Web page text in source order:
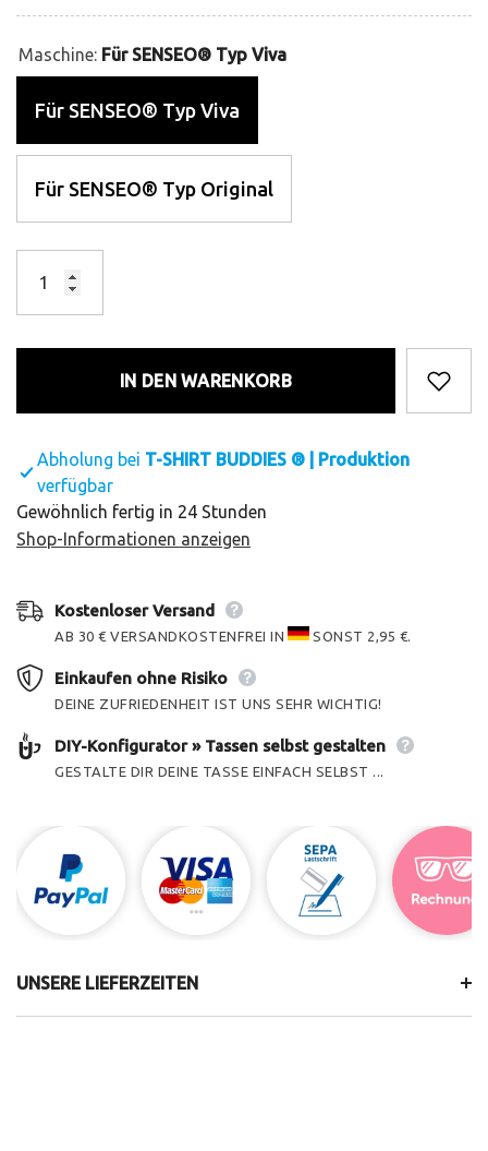
Maschine: Für SENSEO® Typ Viva
Für SENSEO® Typ Viva
Für SENSEO® Typ Original
IN DEN WARENKORB
Abholung bei T-SHIRT BUDDIES ® | Produktion
verfügbar
Gewöhnlich fertig in 24 Stunden
Shop-Informationen anzeigen
Kostenloser Versand
AB 30 € VERSANDKOSTENFREI IN SONST 2,95 €.
Einkaufen ohne Risiko
DEINE ZUFRIEDENHEIT IST UNS SEHR WICHTIG!
DIY-Konfigurator » Tassen selbst gestalten
GESTALTE DIR DEINE TASSE EINFACH SELBST ...
UNSERE LIEFERZEITEN